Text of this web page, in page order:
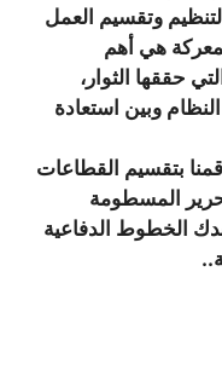
وتقسيم العمل
هي أهم
حققها الثوار،
وبين استعادة
بتقسيم القطاعات
المسطومة
الخطوط الدفاعية